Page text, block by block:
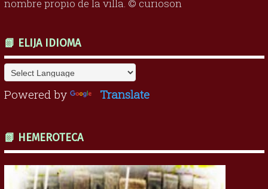
nombre propio de la villa. © curioson
📗 ELIJA IDIOMA
Powered by Translate
📗 HEMEROTECA